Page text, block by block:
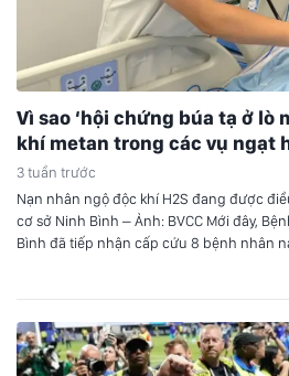
Vì sao ‘hội chứng búa tạ ở lò
khí metan trong các vụ ngạt
3 tuần trước
Nạn nhân ngộ độc khí H2S đang được
cơ sở Ninh Bình – Ảnh: BVCC Mới đây,
Bình đã tiếp nhận cấp cứu 8 bệnh nhân